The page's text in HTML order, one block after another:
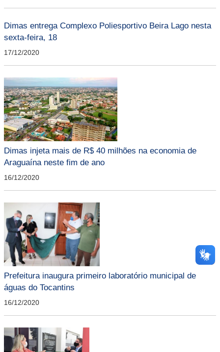
Dimas entrega Complexo Poliesportivo Beira Lago nesta
sexta-feira, 18
17/12/2020
Dimas injeta mais de R$ 40 milhões na economia de
Araguaína neste fim de ano
16/12/2020
Prefeitura inaugura primeiro laboratório municipal de
águas do Tocantins
16/12/2020